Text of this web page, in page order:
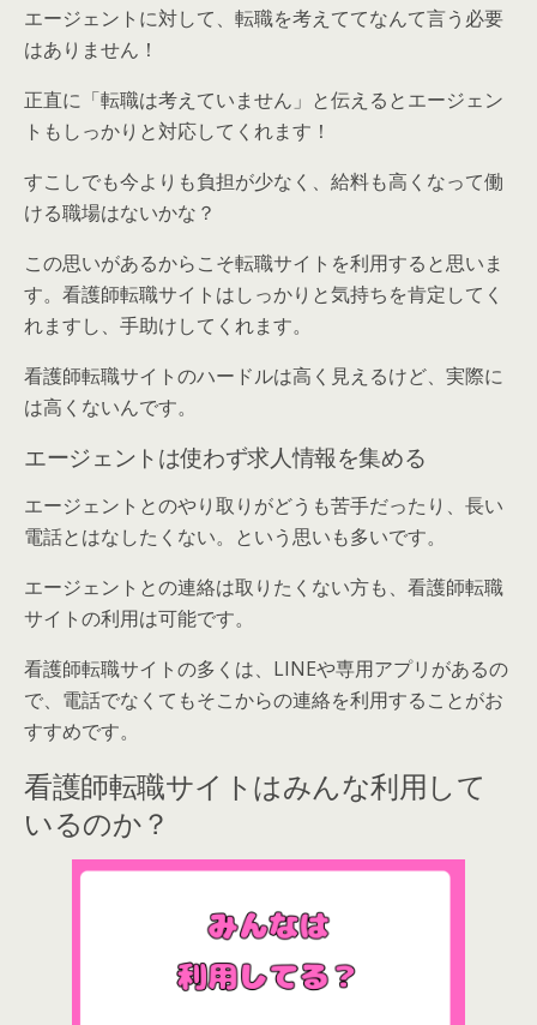
エージェントに対して、転職を考えててなんて言う必要
はありません！
正直に「転職は考えていません」 と伝えるとエージェン
トもしっかりと対応してくれます！
すこしでも今よりも負担が少なく、給料も高くなって働
ける職場はないかな？
この思いがあるからこそ転職サイトを利用すると思いま
す。看護師転職サイトはしっかりと気持ちを肯定してく
れますし、手助けしてくれます。
看護師転職サイトのハードルは高く見えるけど、実際に
は高くないんです。
エージェントは使わず求人情報を集める
エージェントとのやり取りがどうも苦手だったり、長い
電話とはなしたくない。という思いも多いです。
エージェントとの連絡は取りたくない方も、看護師転職
サイトの利用は可能です。
看護師転職サイトの多くは、LINEや専用アプリがあるの
で、電話でなくてもそこからの連絡を利用することがお
すすめです。
看護師転職サイトはみんな利用して
いるのか？